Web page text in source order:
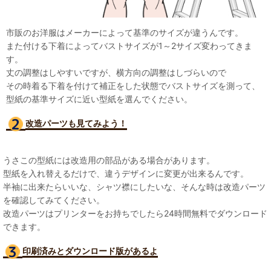
市販のお洋服はメーカーによって基準のサイズが違うんです。
また付ける下着によってバストサイズが1～2サイズ変わってきま
す。
丈の調整はしやすいですが、横方向の調整はしづらいので
その時着る下着を付けて補正をした状態でバストサイズを測って、
型紙の基準サイズに近い型紙を選んでください。
改造パーツも見てみよう！
うさこの型紙には改造用の部品がある場合があります。
型紙を入れ替えるだけで、違うデザインに変更が出来るんです。
半袖に出来たらいいな、シャツ襟にしたいな、そんな時は改造パーツ
を確認してみてください。
改造パーツはプリンターをお持ちでしたら24時間無料でダウンロード
できます。
印刷済みとダウンロード版があるよ